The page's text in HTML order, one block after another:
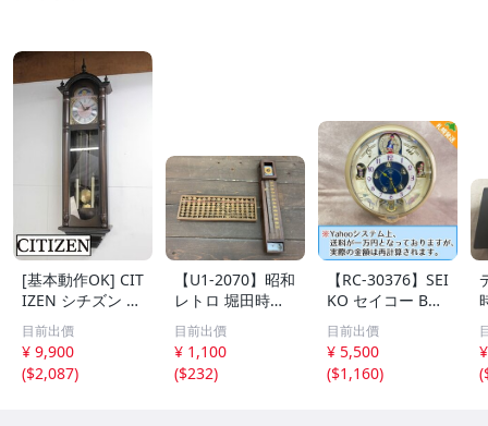
[基本動作OK] CIT
IZEN シチズン リ
ズム時計 掛時計
柱時計 置時計 電
池式 ビンテージ
アンティーク レ
目前出價
¥ 9,900
($2,087)
【U1-2070】昭和
レトロ 堀田時計
店 水晶和時計 尺
時計 掛け 木製 そ
ろばん アンティ
ーク 雑貨まとめ
目前出價
¥ 1,100
($232)
【RC-30376】SEI
KO セイコー BC1
10G 壁掛け時計
からくり時計 Wa
ve Symphony ウ
ェーブシンフォニ
目前出價
¥ 5,500
($1,160)
(